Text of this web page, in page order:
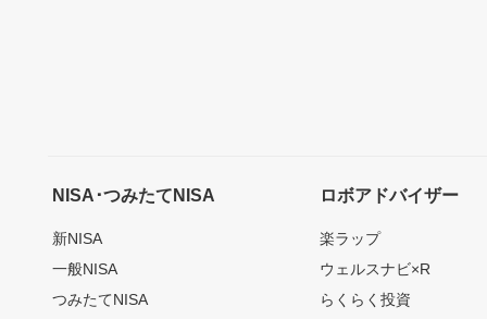
NISA･つみたてNISA
新NISA
一般NISA
つみたてNISA
ロボアドバイザー
楽ラップ
ウェルスナビ×R
らくらく投資